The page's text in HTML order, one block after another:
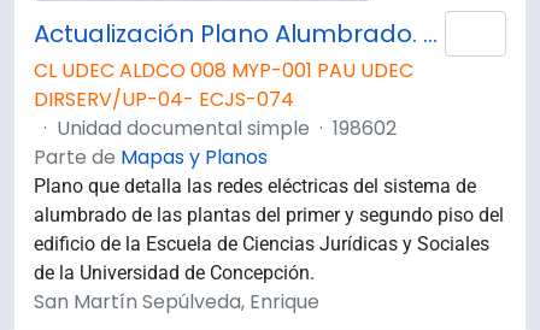
Actualización Plano Alumbrado. Planta 1° y 2° Piso.
CL UDEC ALDCO 008 MYP-001 PAU UDEC
DIRSERV/UP-04- ECJS-074
· Unidad documental simple · 198602
Parte de Mapas y Planos
Plano que detalla las redes eléctricas del sistema de
alumbrado de las plantas del primer y segundo piso del
edificio de la Escuela de Ciencias Jurídicas y Sociales
de la Universidad de Concepción.
San Martín Sepúlveda, Enrique